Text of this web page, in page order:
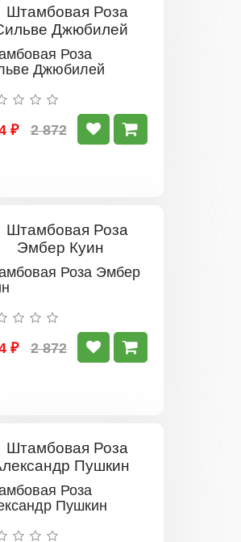
Роза
Джюбилей
₽
2 872
Роза Эмбер
₽
2 872
Роза
Пушкин